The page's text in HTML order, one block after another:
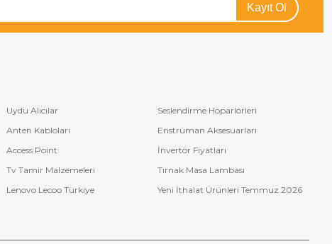
Kayıt Ol
Uydu Alıcılar
Seslendirme Hoparlörleri
Anten Kabloları
Enstrüman Aksesuarları
Access Point
İnvertör Fiyatları
Tv Tamir Malzemeleri
Tırnak Masa Lambası
Lenovo Lecoo Türkiye Yeni İthalat Ürünleri Temmuz 2026